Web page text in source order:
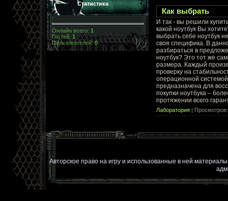
Статистика
Онлайн всего: 1
Гостей: 1
Пользователей:0
Как выбрать
И так - вы решили
какой ноутбук Вы
выбрать себе ноутбук
своя специфика. В
разбираться в
ноутбук? Это тот же
размера. Каждый
проверку на
операционной
предназначена для
покупки ноутбука –
протяжении всего
Лаборатория |
Авторское право на игру и использованные в ней